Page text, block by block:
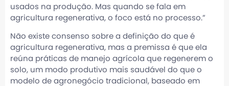
usados na produção. Mas quando se fala em
agricultura regenerativa, o foco está no processo.”
Não existe consenso sobre a definição do que é
agricultura regenerativa, mas a premissa é que ela
reúna práticas de manejo agrícola que regenerem o
solo, um modo produtivo mais saudável do que o
modelo de agronegócio tradicional, baseado em